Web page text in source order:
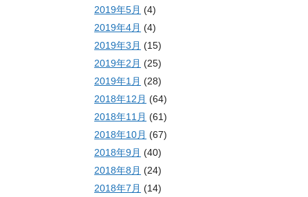
2019年5月 (4)
2019年4月 (4)
2019年3月 (15)
2019年2月 (25)
2019年1月 (28)
2018年12月 (64)
2018年11月 (61)
2018年10月 (67)
2018年9月 (40)
2018年8月 (24)
2018年7月 (14)